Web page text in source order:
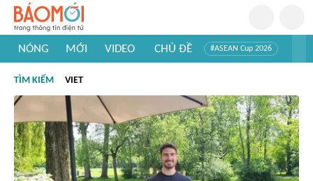
NÓNG MỚI VIDEO CHỦ ĐỀ #ASEAN Cup 2026
#Khám phá thế giới
TÌM KIẾM VIET